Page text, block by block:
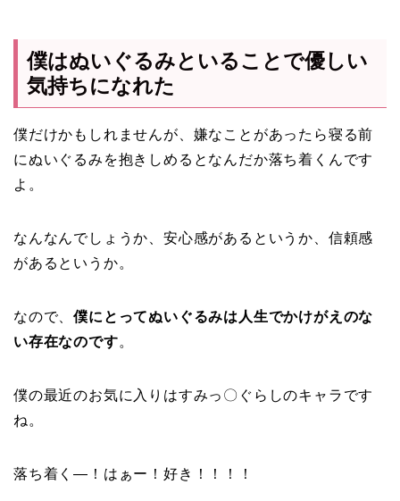
僕はぬいぐるみといることで優しい
気持ちになれた
僕だけかもしれませんが、嫌なことがあったら寝る前
にぬいぐるみを抱きしめるとなんだか落ち着くんです
よ。
なんなんでしょうか、安心感があるというか、信頼感
があるというか。
なので、僕にとってぬいぐるみは人生でかけがえのな
い存在なのです。
僕の最近のお気に入りはすみっ〇ぐらしのキャラです
ね。
落ち着く―！はぁー！好き！！！！